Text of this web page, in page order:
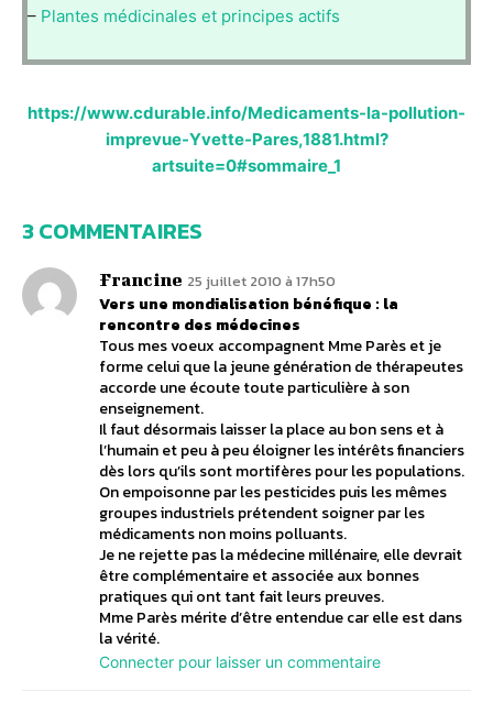
– Plantes médicinales et principes actifs
https://www.cdurable.info/Medicaments-la-pollution-
imprevue-Yvette-Pares,1881.html?
artsuite=0#sommaire_1
3 COMMENTAIRES
Francine 25 juillet 2010 à 17h50
Vers une mondialisation bénéfique : la
rencontre des médecines
Tous mes voeux accompagnent Mme Parès et je
forme celui que la jeune génération de thérapeutes
accorde une écoute toute particulière à son
enseignement.
Il faut désormais laisser la place au bon sens et à
l’humain et peu à peu éloigner les intérêts financiers
dès lors qu’ils sont mortifères pour les populations.
On empoisonne par les pesticides puis les mêmes
groupes industriels prétendent soigner par les
médicaments non moins polluants.
Je ne rejette pas la médecine millénaire, elle devrait
être complémentaire et associée aux bonnes
pratiques qui ont tant fait leurs preuves.
Mme Parès mérite d’être entendue car elle est dans
la vérité.
Connecter pour laisser un commentaire